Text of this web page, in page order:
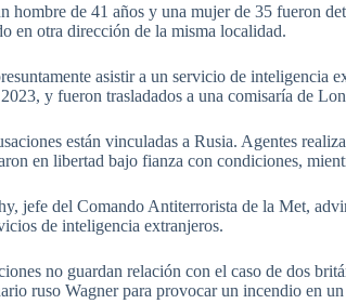
hombre de 41 años y una mujer de 35 fueron
en otra dirección de la misma localidad.
asistir a un servicio de inteligencia
y fueron trasladados a una comisaría de
están vinculadas a Rusia. Agentes
en libertad bajo fianza con condiciones,
jefe del Comando Antiterrorista de la Met,
de inteligencia extranjeros.
no guardan relación con el caso de dos
ruso Wagner para provocar un incendio en